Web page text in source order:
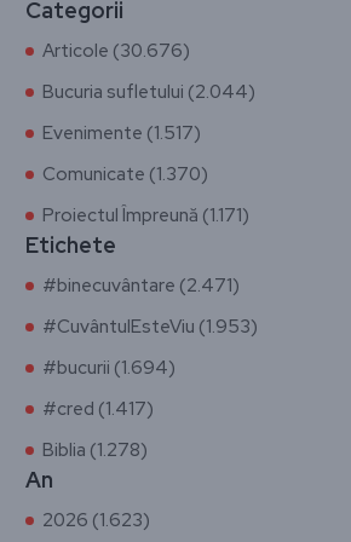
Categorii
Articole (30.676)
Bucuria sufletului (2.044)
Evenimente (1.517)
Comunicate (1.370)
Proiectul Împreună (1.171)
Etichete
#binecuvântare (2.471)
#CuvântulEsteViu (1.953)
#bucurii (1.694)
#cred (1.417)
Biblia (1.278)
An
2026 (1.623)